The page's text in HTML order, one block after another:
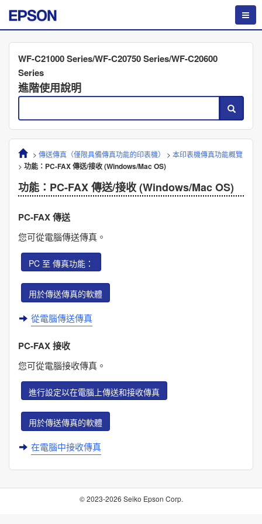
WF-C21000 Series/WF-C20750 Series/WF-C20600
Series
進階使用說明
> 傳送傳真（僅限具備傳真功能的印表機） > 本印表機傳真功能概覽
> 功能：PC-FAX 傳送/接收 (Windows/Mac OS)
功能：PC-FAX 傳送/接收 (Windows/Mac OS)
PC-FAX 傳送
您可從電腦傳送傳真。
PC 至 傳真功能 ：
用於傳送傳真的軟體
從電腦傳送傳真
PC-FAX 接收
您可從電腦接收傳真。
進行設定以在電腦上傳送和接收傳真
用於傳送傳真的軟體
在電腦中接收傳真
© 2023-2026 Seiko Epson Corp.